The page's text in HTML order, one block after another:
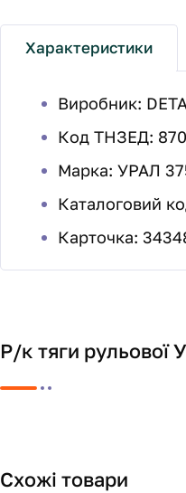
Характеристики
Виробник:
Код ТНЗЕД:
Марка: УРАЛ
Каталоговий
Карточка:
Р/к тяги рульової
Схожі товари